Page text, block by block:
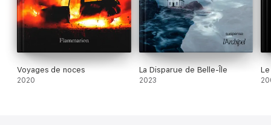
Voyages de noces
2020
La Disparue de Belle-Île
2023